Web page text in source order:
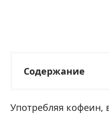
Содержание
Употребляя кофеин,